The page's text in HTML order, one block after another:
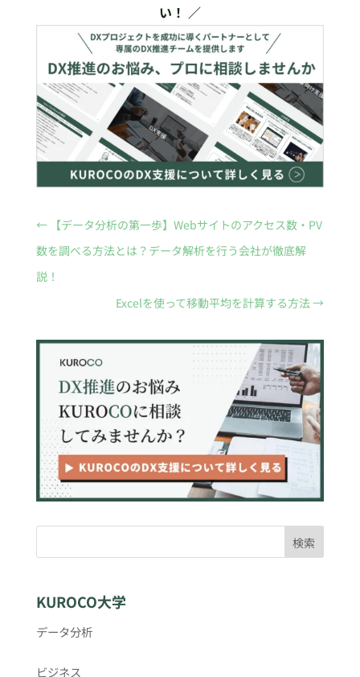
い！ ／
← 【データ分析の第一歩】Webサイトのアクセス数・PV
数を調べる方法とは？データ解析を行う会社が徹底解
説！
Excelを使って移動平均を計算する方法→
検索
KUROCO大学
データ分析
ビジネス